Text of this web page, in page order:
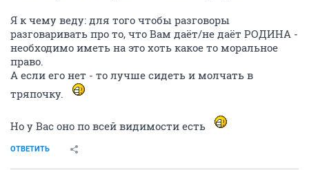
Я к чему веду: для того чтобы разговоры
разговаривать про то, что Вам даёт/не даёт РОДИНА -
необходимо иметь на это хоть какое то моральное
право.
А если его нет - то лучше сидеть и молчать в
тряпочку.
Но у Вас оно по всей видимости есть
ОТВЕТИТЬ